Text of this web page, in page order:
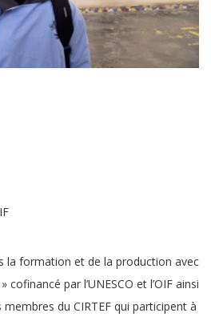
la formation et de la production avec
par l’UNESCO et l’OIF ainsi
du CIRTEF qui participent à